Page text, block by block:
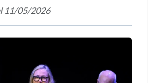
11/05/2026